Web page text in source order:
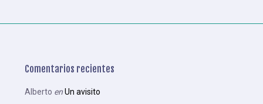
Comentarios recientes
Alberto enUn avisito